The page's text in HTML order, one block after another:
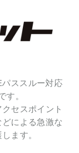
パススルー対応
す。
セスポイント
による急激な
ます。